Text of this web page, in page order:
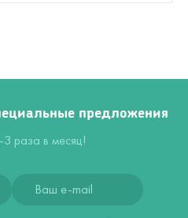
предложения
раза в месяц!